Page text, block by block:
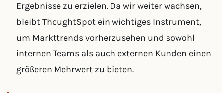
Ergebnisse zu erzielen. Da wir weiter wachsen,
bleibt ThoughtSpot ein wichtiges Instrument,
um Markttrends vorherzusehen und sowohl
internen Teams als auch externen Kunden einen
größeren Mehrwert zu bieten.